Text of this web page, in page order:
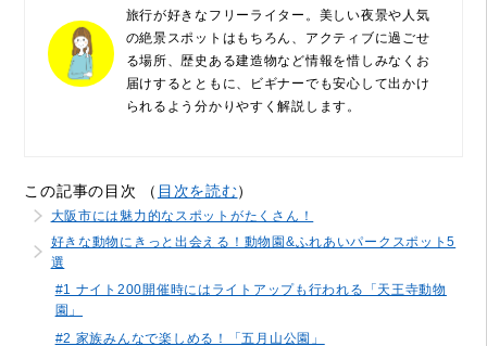
旅行が好きなフリーライター。美しい夜景や人気
の絶景スポットはもちろん、アクティブに過ごせ
る場所、歴史ある建造物など情報を惜しみなくお
届けするとともに、ビギナーでも安心して出かけ
られるよう分かりやすく解説します。
この記事の目次 （ 目次を読む）
大阪市には魅力的なスポットがたくさん！
好きな動物にきっと出会える！動物園&ふれあいパークスポット5
選
#1 ナイト200開催時にはライトアップも行われる「天王寺動物
園」
#2 家族みんなで楽しめる！「五月山公園」